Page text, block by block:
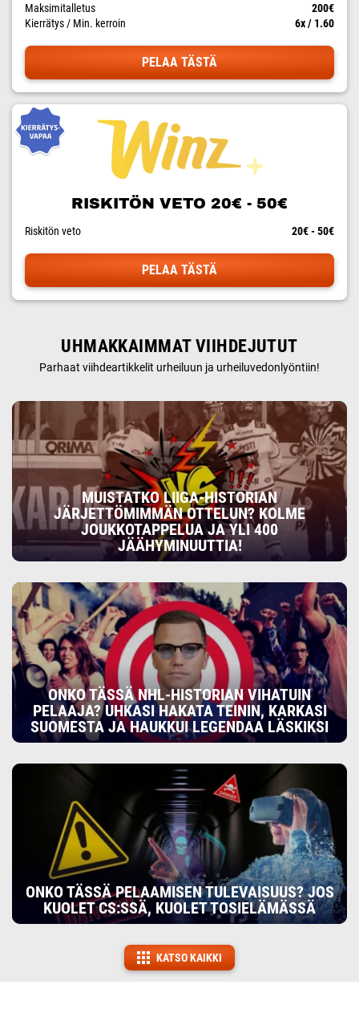
Maksimitalletus
200€
Kierrätys / Min. kerroin
6x / 1.60
PELAA TÄSTÄ
RISKITÖN VETO 20€ - 50€
Riskitön veto 20€ - 50€
PELAA TÄSTÄ
UHMAKKAIMMAT VIIHDEJUTUT
Parhaat viihdeartikkelit urheiluun ja urheiluvedonlyöntiin!
MUISTATKO LIIGA-HISTORIAN
JÄRJETTÖMIMMÄN OTTELUN? KOLME
JOUKKOTAPPELUA JA YLI 400
JÄÄHYMINUUTTIA!
ONKO TÄSSÄ NHL-HISTORIAN VIHATUIN
PELAAJA? UHKASI HAKATA TEININ, KARKASI
SUOMESTA JA HAUKKUI LEGENDAA LÄSKIKSI
ONKO TÄSSÄ PELAAMISEN TULEVAISUUS? JOS
KUOLET CS:SSÄ, KUOLET TOSIELÄMÄSSÄ
KATSO KAIKKI